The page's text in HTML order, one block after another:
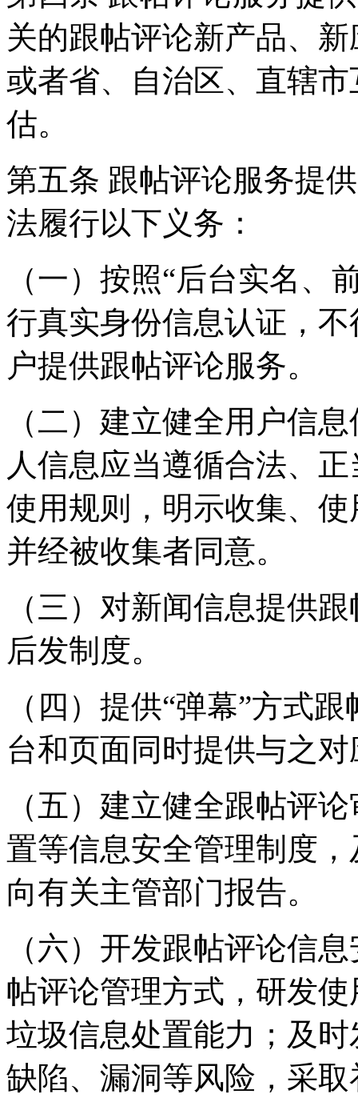
关的跟帖评论新产品、
或者省、自治区、直辖
估。
第五条 跟帖评论服务提
法履行以下义务：
（一）按照“后台实名、
行真实身份信息认证，
户提供跟帖评论服务。
（二）建立健全用户信
人信息应当遵循合法、
使用规则，明示收集、
并经被收集者同意。
（三）对新闻信息提供
后发制度。
（四）提供“弹幕”方式
台和页面同时提供与之
（五）建立健全跟帖评
置等信息安全管理制度
向有关主管部门报告。
（六）开发跟帖评论信
帖评论管理方式，研发
垃圾信息处置能力；及
缺陷、漏洞等风险，采